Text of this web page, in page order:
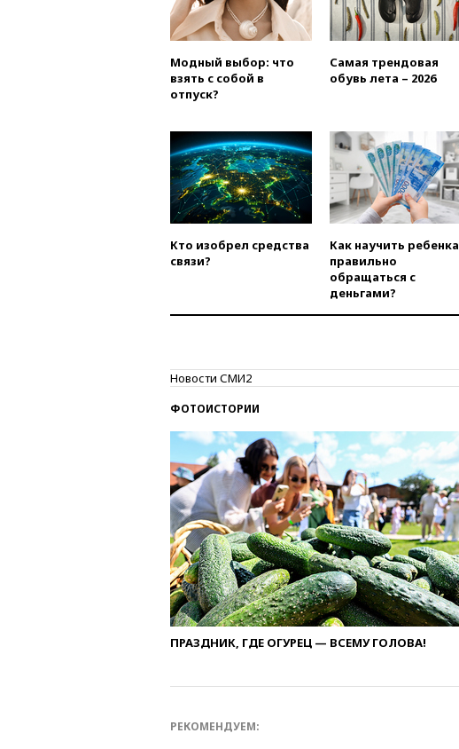
Модный выбор: что
взять с собой в
отпуск?
Самая трендовая
обувь лета – 2026
Кто изобрел средства
связи?
Как научить ребенка
правильно
обращаться с
деньгами?
Новости СМИ2
ФОТОИСТОРИИ
ПРАЗДНИК, ГДЕ ОГУРЕЦ — ВСЕМУ ГОЛОВА!
РЕКОМЕНДУЕМ: